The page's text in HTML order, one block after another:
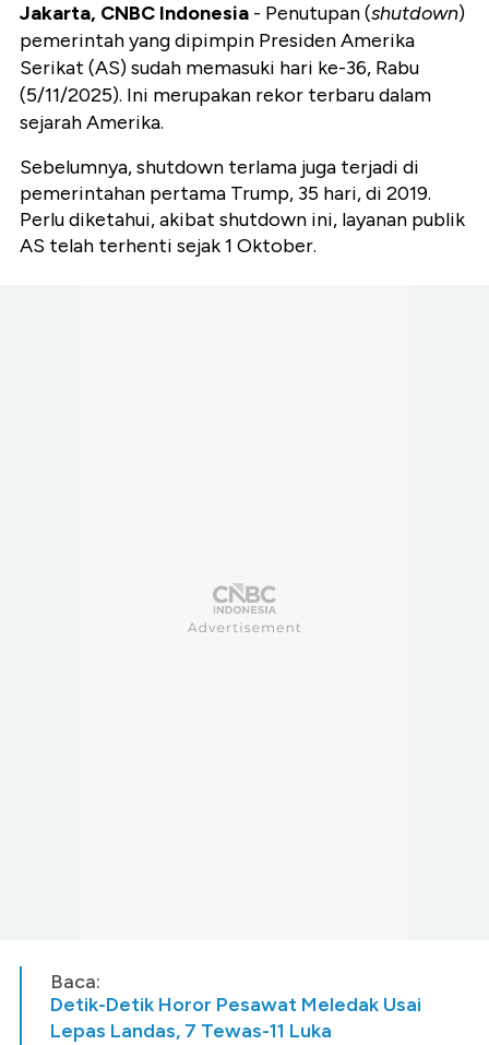
Jakarta, CNBC Indonesia - Penutupan (shutdown)
pemerintah yang dipimpin Presiden Amerika
Serikat (AS) sudah memasuki hari ke-36, Rabu
(5/11/2025). Ini merupakan rekor terbaru dalam
sejarah Amerika.
Sebelumnya, shutdown terlama juga terjadi di
pemerintahan pertama Trump, 35 hari, di 2019.
Perlu diketahui, akibat shutdown ini, layanan publik
AS telah terhenti sejak 1 Oktober.
Baca:
Detik-Detik Horor Pesawat Meledak Usai
Lepas Landas, 7 Tewas-11 Luka